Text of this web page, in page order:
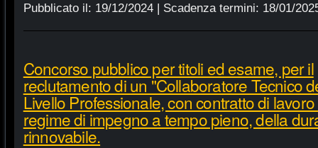
Pubblicato il: 19/12/2024| Scadenza termini: 18/01/
Concorso pubblico per titoli ed esame, per il
reclutamento di un "Collaboratore Tecnico
Livello Professionale, con contratto di
regime di impegno a tempo pieno, della
rinnovabile.